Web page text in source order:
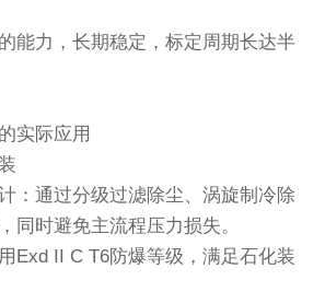
能力，长期稳定，标定周期长达半
实际应用
：通过分级过滤除尘、涡旋制冷除
同时避免主流程压力损失。
Exd II C T6防爆等级，满足石化装